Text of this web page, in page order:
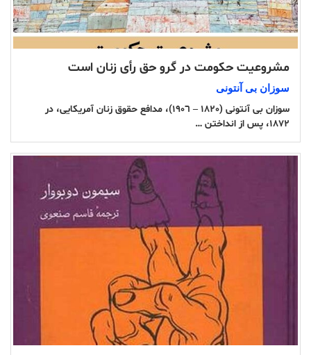
مشروعیت حکومت در گرو حق رأی زنان است
سوزان بی آنتونی
سوزان بی آنتونی (١٨٢٠ – ١٩٠٦)، مدافع حقوق زنان آمریکایی، در
١٨٧٢، پس از انداختن …